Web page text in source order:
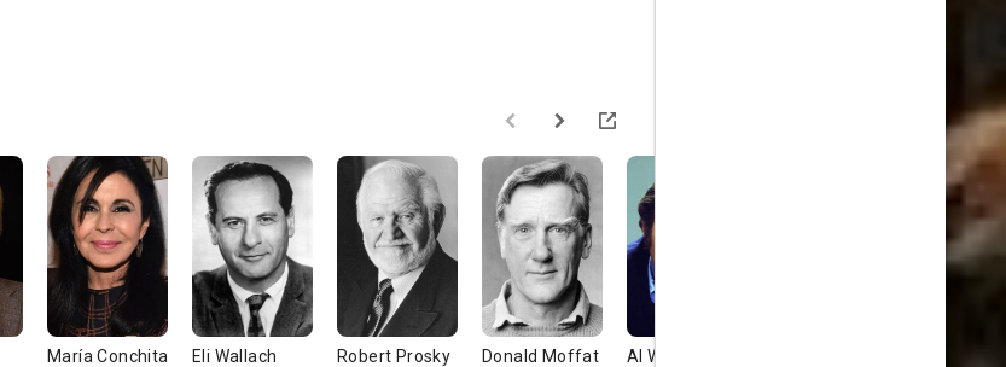
María Conchita
Eli Wallach Robert Prosky Donald Moffat Al Waxman